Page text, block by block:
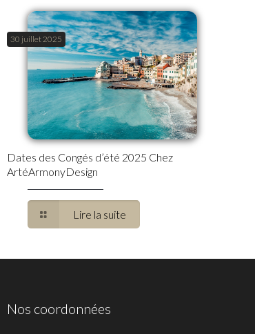
30 juillet 2025
Dates des Congés d’été 2025 Chez
ArtéArmonyDesign
Lire la suite
Nos coordonnées